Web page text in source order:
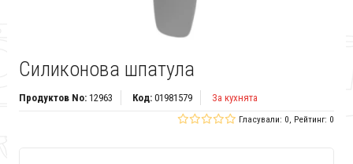
Силиконова шпатула
Продуктов No:12963 Код:01981579 За кухнята
Гласували: 0, Рейтинг: 0